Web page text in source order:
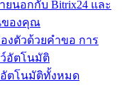
ยนอกกับ Bitrix24 และ
ของคุณ
งตัวด้วยคำขอ การ
ว์อัตโนมัติ
ตโนมัติทั้งหมด